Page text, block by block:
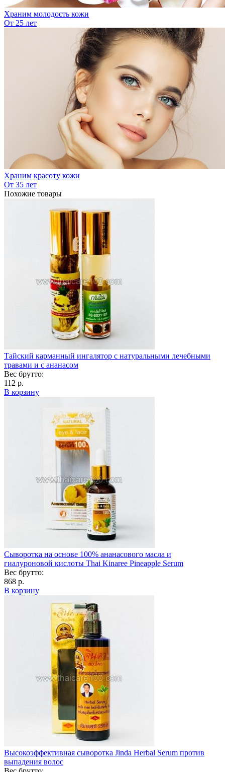
Храним молодость кожи
От 25 лет
Храним красоту кожи
От 35 лет
Похожие товары
Тайский карманный ингалятор с натуральными лечебными
травами и с ананасом
Вес брутто:
112 р.
В корзину
Сыворотка на основе 100% ананасового масла и
гиалуроновой кислоты Thai Kinaree Pineapple Serum
Вес брутто:
868 р.
В корзину
Высокоэффективная сыворотка Jinda Herbal Serum против
выпадения волос